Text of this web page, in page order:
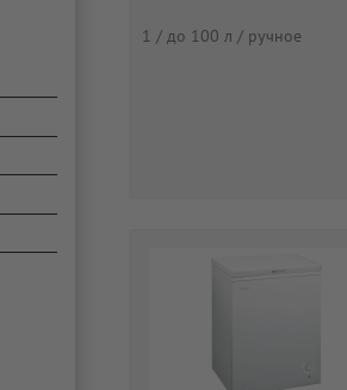
1 / до 100 л / ручное